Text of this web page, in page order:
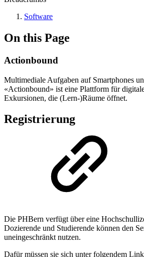
Software
On this Page
Actionbound
Multimediale Aufgaben auf Smartphones
«Actionbound» ist eine Plattform für
Exkursionen, die (Lern-)Räume öffnet.
Registrierung
Die PHBern verfügt über eine
Dozierende und Studierende können den
uneingeschränkt nutzen.
Dafür müssen sie sich unter folgendem